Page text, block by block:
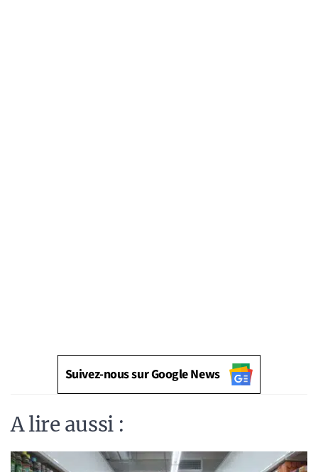
Suivez-nous sur Google News
A lire aussi :